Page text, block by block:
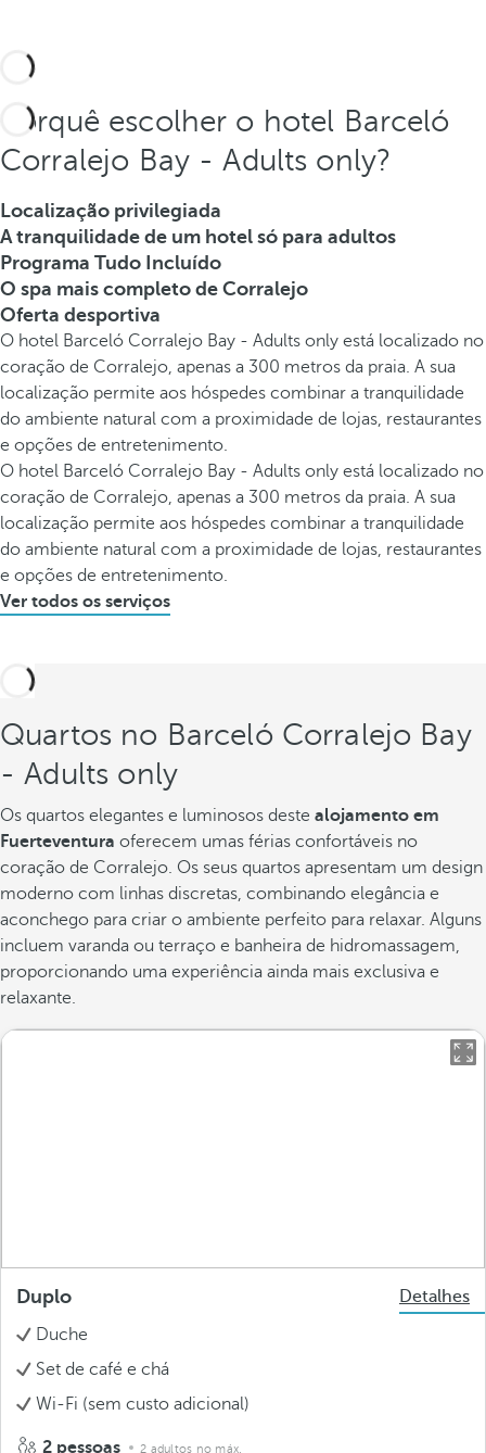
Porquê escolher o hotel Barceló
Corralejo Bay - Adults only?
Localização privilegiada
A tranquilidade de um hotel só para adultos
Programa Tudo Incluído
O spa mais completo de Corralejo
Oferta desportiva
O hotel Barceló Corralejo Bay - Adults only está localizado no
coração de Corralejo, apenas a 300 metros da praia. A sua
localização permite aos hóspedes combinar a tranquilidade
do ambiente natural com a proximidade de lojas, restaurantes
e opções de entretenimento.
O hotel Barceló Corralejo Bay - Adults only está localizado no
coração de Corralejo, apenas a 300 metros da praia. A sua
localização permite aos hóspedes combinar a tranquilidade
do ambiente natural com a proximidade de lojas, restaurantes
e opções de entretenimento.
Ver todos os serviços
Quartos no Barceló Corralejo Bay
- Adults only
Os quartos elegantes e luminosos deste alojamento em
Fuerteventura oferecem umas férias confortáveis no
coração de Corralejo. Os seus quartos apresentam um design
moderno com linhas discretas, combinando elegância e
aconchego para criar o ambiente perfeito para relaxar. Alguns
incluem varanda ou terraço e banheira de hidromassagem,
proporcionando uma experiência ainda mais exclusiva e
relaxante.
Duplo
Detalhes
Duche
Set de café e chá
Wi-Fi (sem custo adicional)
2 pessoas 2 adultos no máx.